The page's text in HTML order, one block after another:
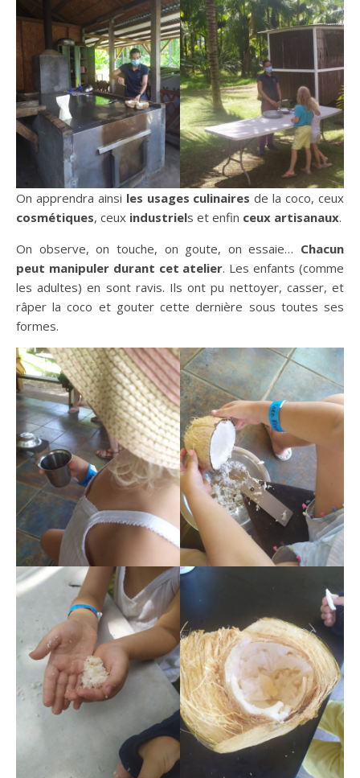
On apprendra ainsi les usages culinaires de la coco, ceux
cosmétiques, ceux industriels et enfin ceux artisanaux.
On observe, on touche, on goute, on essaie… Chacun
peut manipuler durant cet atelier. Les enfants (comme
les adultes) en sont ravis. Ils ont pu nettoyer, casser, et
râper la coco et gouter cette dernière sous toutes ses
formes.